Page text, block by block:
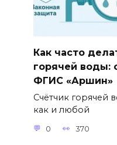
Как часто
горячей воды:
ФГИС «Аршин»
Счётчик горячей
как и любой
0 370